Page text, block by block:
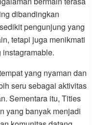
dibandingkan
pengunjung yang
tetapi juga menikmati
yang nyaman dan
seru sebagai aktivitas
Sementara itu, Tities
yang banyak menjadi